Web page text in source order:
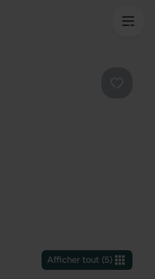
Afficher tout(5)